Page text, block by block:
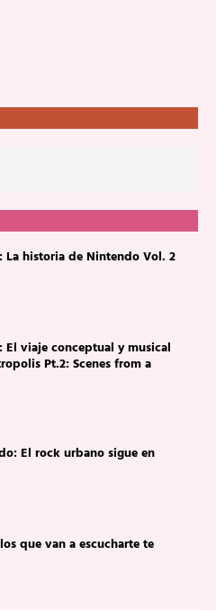
La historia de Nintendo Vol. 2
El viaje conceptual y musical
Pt.2: Scenes from a
El rock urbano sigue en
que van a escucharte te